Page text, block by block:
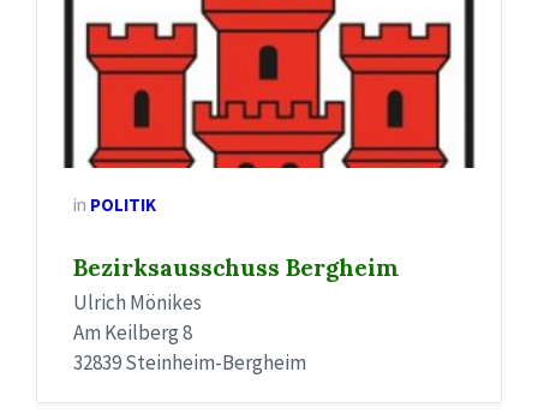
in POLITIK
Bezirksausschuss Bergheim
Ulrich Mönikes
Am Keilberg 8
32839 Steinheim-Bergheim